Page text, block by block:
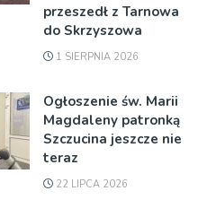
przeszedł z Tarnowa
do Skrzyszowa
1 SIERPNIA 2026
Ogłoszenie św. Marii
Magdaleny patronką
Szczucina jeszcze nie
teraz
22 LIPCA 2026